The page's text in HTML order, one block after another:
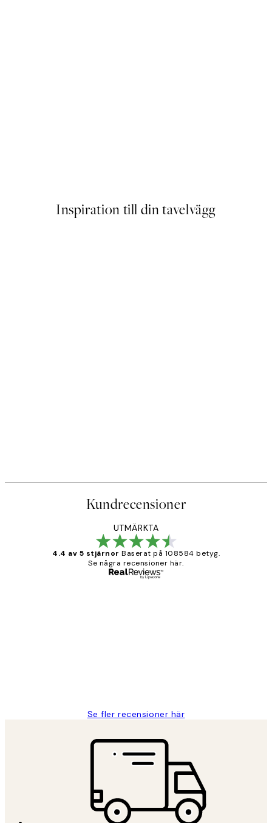
Inspiration till din tavelvägg
Kundrecensioner
UTMÄRKTA
4.4 av 5 stjärnor Baserat på 108584 betyg.
Se några recensioner här.
Se fler recensioner här